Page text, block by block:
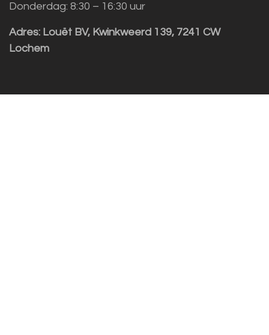
Donderdag: 8:30 – 16:30 uur
Adres: Louët BV, Kwinkweerd 139, 7241 CW
Lochem